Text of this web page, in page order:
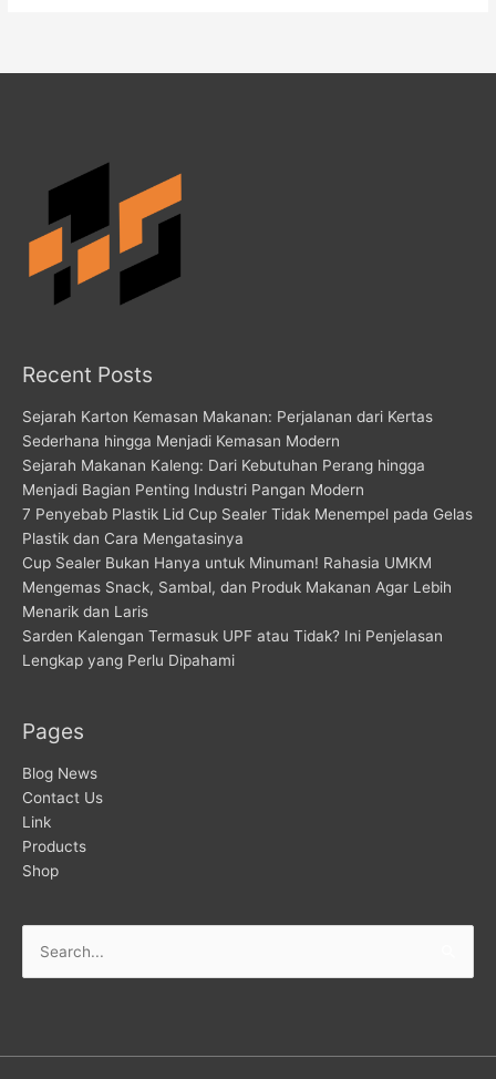
Recent Posts
Sejarah Karton Kemasan Makanan: Perjalanan dari Kertas
Sederhana hingga Menjadi Kemasan Modern
Sejarah Makanan Kaleng: Dari Kebutuhan Perang hingga
Menjadi Bagian Penting Industri Pangan Modern
7 Penyebab Plastik Lid Cup Sealer Tidak Menempel pada Gelas
Plastik dan Cara Mengatasinya
Cup Sealer Bukan Hanya untuk Minuman! Rahasia UMKM
Mengemas Snack, Sambal, dan Produk Makanan Agar Lebih
Menarik dan Laris
Sarden Kalengan Termasuk UPF atau Tidak? Ini Penjelasan
Lengkap yang Perlu Dipahami
Pages
Blog News
Contact Us
Link
Products
Shop